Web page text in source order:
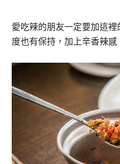
愛吃辣的朋友一定要加這
度也有保持，加上辛香辣感